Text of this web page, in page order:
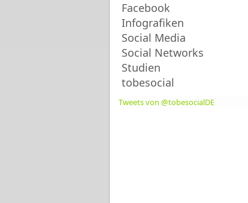
Facebook
Infografiken
Social Media
Social Networks
Studien
tobesocial
Tweets von @tobesocialDE